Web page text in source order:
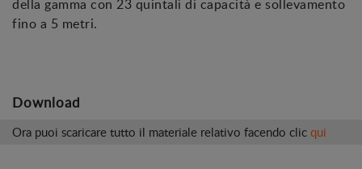
della gamma con 23 quintali di capacità e sollevamento
fino a 5 metri.
Download
Ora puoi scaricare tutto il materiale relativo facendo clic qui